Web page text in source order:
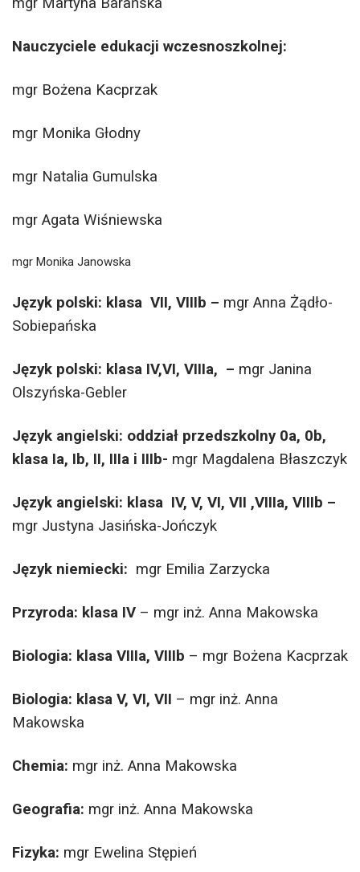
Nauczyciele edukacji wczesnoszkolnej:
mgr Bożena Kacprzak
mgr Monika Głodny
mgr Natalia Gumulska
mgr Agata Wiśniewska
mgr Monika Janowska
Język polski: klasa VII, VIIIb – mgr Anna Żądło-
Sobiepańska
Język polski: klasa IV,VI, VIIIa, – mgr Janina
Olszyńska-Gebler
Język angielski: oddział przedszkolny 0a, 0b,
klasa Ia, Ib, II, IIIa i IIIb- mgr Magdalena Błaszczyk
Język angiel ski: klasa IV, V, VI, VII ,VIIIa, VIIIb –
mgr Justyna Jasińska-Jończyk
Język niemiecki: mgr Emilia Zarzycka
Przyroda: klasa IV – mgr inż. Anna Makowska
Biologia: klasa VIIIa, VIIIb – mgr Bożena Kacprzak
Biologia: klasa V, VI, VII – mgr inż. Anna
Makowska
Chemia: mgr inż. Anna Makowska
Geografia: mgr inż. Anna Makowska
Fizyka: mgr Ewelina Stępień